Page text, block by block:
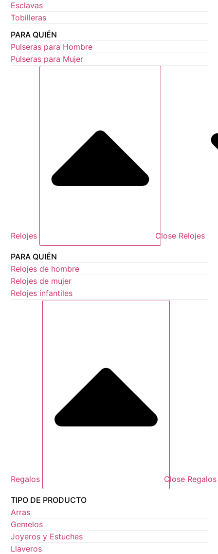
Esclavas
Tobilleras
PARA QUIÉN
Pulseras para Hombre
Pulseras para Mujer
Relojes Close Relojes
PARA QUIÉN
Relojes de hombre
Relojes de mujer
Relojes infantiles
Regalos Close Regalos
TIPO DE PRODUCTO
Arras
Gemelos
Joyeros y Estuches
Llaveros